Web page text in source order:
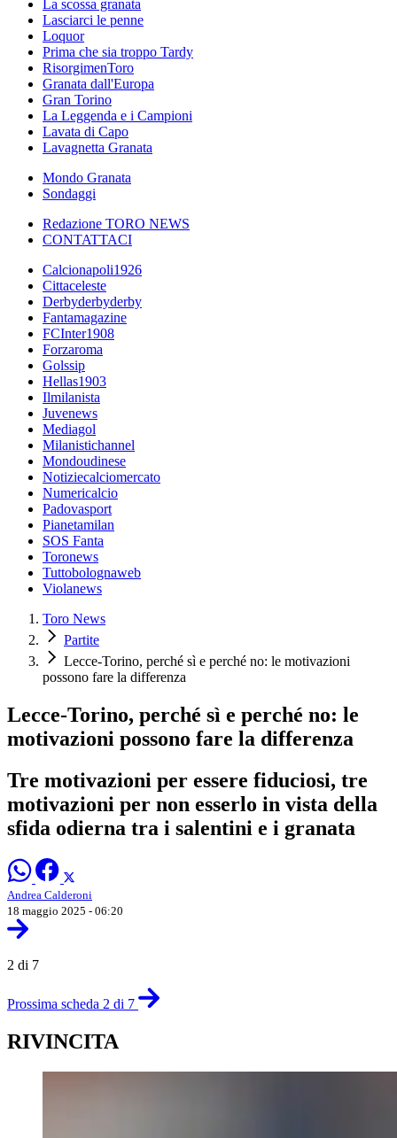
La scossa granata
Lasciarci le penne
Loquor
Prima che sia troppo Tardy
RisorgimenToro
Granata dall'Europa
Gran Torino
La Leggenda e i Campioni
Lavata di Capo
Lavagnetta Granata
Mondo Granata
Sondaggi
Redazione TORO NEWS
CONTATTACI
Calcionapoli1926
Cittaceleste
Derbyderbyderby
Fantamagazine
FCInter1908
Forzaroma
Golssip
Hellas1903
Ilmilanista
Juvenews
Mediagol
Milanistichannel
Mondoudinese
Notiziecalciomercato
Numericalcio
Padovasport
Pianetamilan
SOS Fanta
Toronews
Tuttobolognaweb
Violanews
Toro News
Partite
Lecce-Torino, perché sì e perché no: le motivazioni
possono fare la differenza
Lecce-Torino, perché sì e perché no: le
motivazioni possono fare la differenza
Tre motivazioni per essere fiduciosi, tre
motivazioni per non esserlo in vista della
sfida odierna tra i salentini e i granata
Andrea Calderoni
18 maggio 2025 - 06:20
2 di 7
Prossima scheda 2 di 7
RIVINCITA